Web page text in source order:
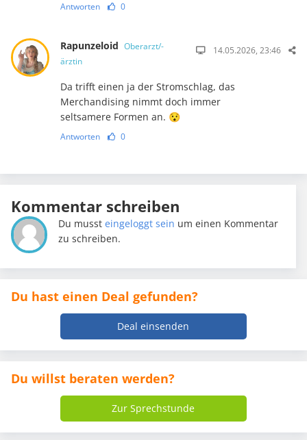
Antworten 0
Rapunzeloid Oberarzt/-
ärztin
14.05.2026, 23:46
Da trifft einen ja der Stromschlag, das
Merchandising nimmt doch immer
seltsamere Formen an. 😯
Antworten 0
Kommentar schreiben
Du mussteingeloggt sein um einen Kommentar
zu schreiben.
Du hast einen Deal gefunden?
Deal einsenden
Du willst beraten werden?
Zur Sprechstunde